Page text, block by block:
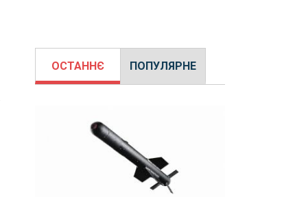
ОСТАННЄ ПОПУЛЯРНЕ